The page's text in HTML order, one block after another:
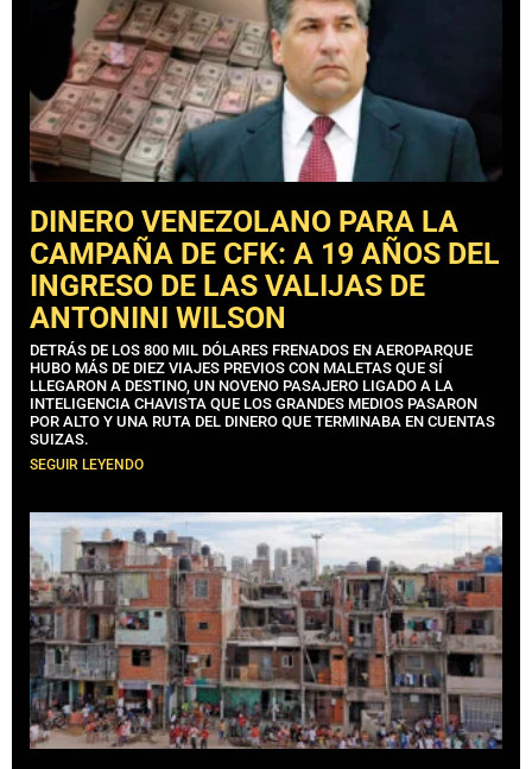
DINERO VENEZOLANO PARA LA
CAMPAÑA DE CFK: A 19 AÑOS DEL
INGRESO DE LAS VALIJAS DE
ANTONINI WILSON
DETRÁS DE LOS 800 MIL DÓLARES FRENADOS EN AEROPARQUE
HUBO MÁS DE DIEZ VIAJES PREVIOS CON MALETAS QUE SÍ
LLEGARON A DESTINO, UN NOVENO PASAJERO LIGADO A LA
INTELIGENCIA CHAVISTA QUE LOS GRANDES MEDIOS PASARON
POR ALTO Y UNA RUTA DEL DINERO QUE TERMINABA EN CUENTAS
SUIZAS.
SEGUIR LEYENDO